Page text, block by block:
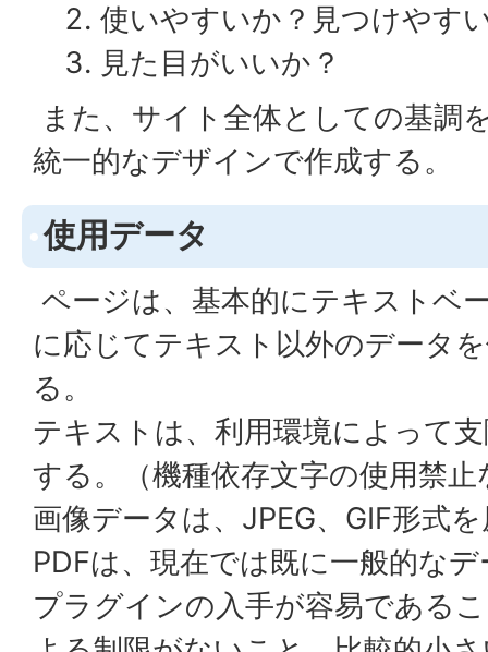
使いやすいか？見つけやす
見た目がいいか？
また、サイト全体としての基調
統一的なデザインで作成する。
使用データ
ページは、基本的にテキストベ
に応じてテキスト以外のデータ
る。
テキストは、利用環境によって
する。（機種依存文字の使用禁止
画像データは、JPEG、GIF形式
PDFは、現在では既に一般的な
プラグインの入手が容易である